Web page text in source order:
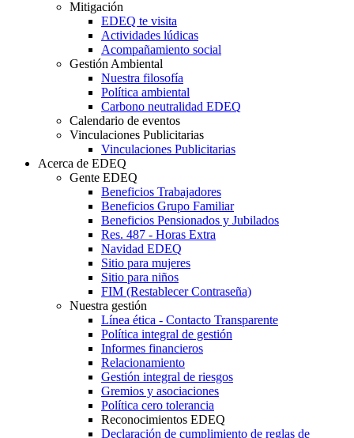
Mitigación
EDEQ te visita
Actividades lúdicas
Acompañamiento social
Gestión Ambiental
Nuestra filosofía
Política ambiental
Carbono neutralidad EDEQ
Calendario de eventos
Vinculaciones Publicitarias
Vinculaciones Publicitarias
Acerca de EDEQ
Gente EDEQ
Beneficios Trabajadores
Beneficios Grupo Familiar
Beneficios Pensionados y Jubilados
Res. 487 - Horas Extra
Navidad EDEQ
Sitio para mujeres
Sitio para niños
FIM (Restablecer Contraseña)
Nuestra gestión
Línea ética - Contacto Transparente
Política integral de gestión
Informes financieros
Relacionamiento
Gestión integral de riesgos
Gremios y asociaciones
Política cero tolerancia
Reconocimientos EDEQ
Declaración de cumplimiento de reglas de